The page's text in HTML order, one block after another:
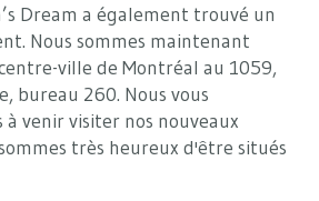
Dream a également trouvé un
Nous sommes maintenant
ville de Montréal au 1059,
bureau 260. Nous vous
venir visiter nos nouveaux
très heureux d'être situés